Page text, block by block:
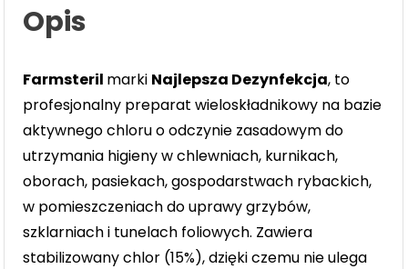
Puławy
Opis
Farmsteril marki Najlepsza Dezynfekcja, to
profesjonalny preparat wieloskładnikowy na bazie
aktywnego chloru o odczynie zasadowym do
utrzymania higieny w chlewniach, kurnikach,
oborach, pasiekach, gospodarstwach rybackich,
w pomieszczeniach do uprawy grzybów,
szklarniach i tunelach foliowych. Zawiera
stabilizowany chlor (15%), dzięki czemu nie ulega